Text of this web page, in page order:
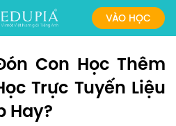
VÀO HỌC
Con Học Thêm
Trực Tuyến Liệu
Hay?